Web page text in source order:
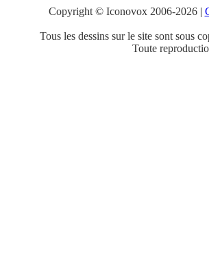
Copyright © Iconovox 2006-2026|
Tous les dessins sur le site sont sous
Toute